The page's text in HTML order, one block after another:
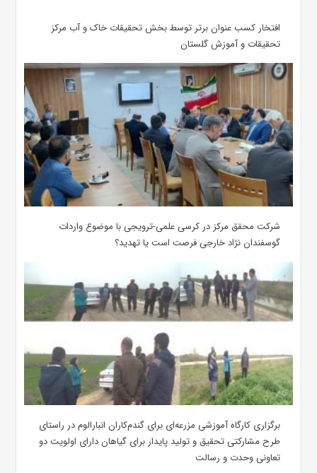
افتخار کسب عنوان برتر توسط بخش تحقیقات خاک و آب مرکز
تحقیقات و آموزش گلستان
شرکت محقق مرکز در کرسی علمی-ترویجی با موضوع واردات
گوسفندان نژاد خارجی فرصت است یا تهدید؟
برگزاری کارگاه آموزشی مزرعه‌ای برای گندم‌کاران انبارالوم در راستای
طرح مشارکتی تحقیق و تولید پایدار برای گیاهان دارای اولویت دو
تعاونی وحدت و رسالت